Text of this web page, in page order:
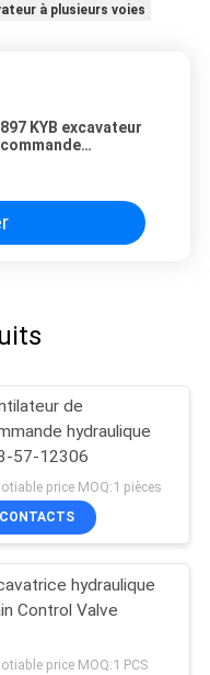
à plusieurs voies
KYB excavateur
de
hydraulique
57-12306
price MOQ:1 pièces
CONTACTS
hydraulique
Control Valve
price MOQ:1 PCS